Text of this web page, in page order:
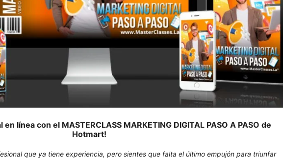
línea con el MASTERCLASS MARKETING DIGITAL PASO A PASO de
Hotmart!
que ya tiene experiencia, pero sientes que falta el último empujón para triunfar